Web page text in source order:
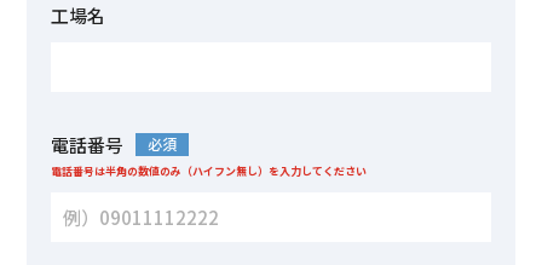
工場名
電話番号 必須
電話番号は半角の数値のみ（ハイフン無し）を入力してください